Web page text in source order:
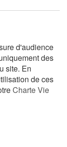
d'audience
des
site. En
de ces
Charte Vie